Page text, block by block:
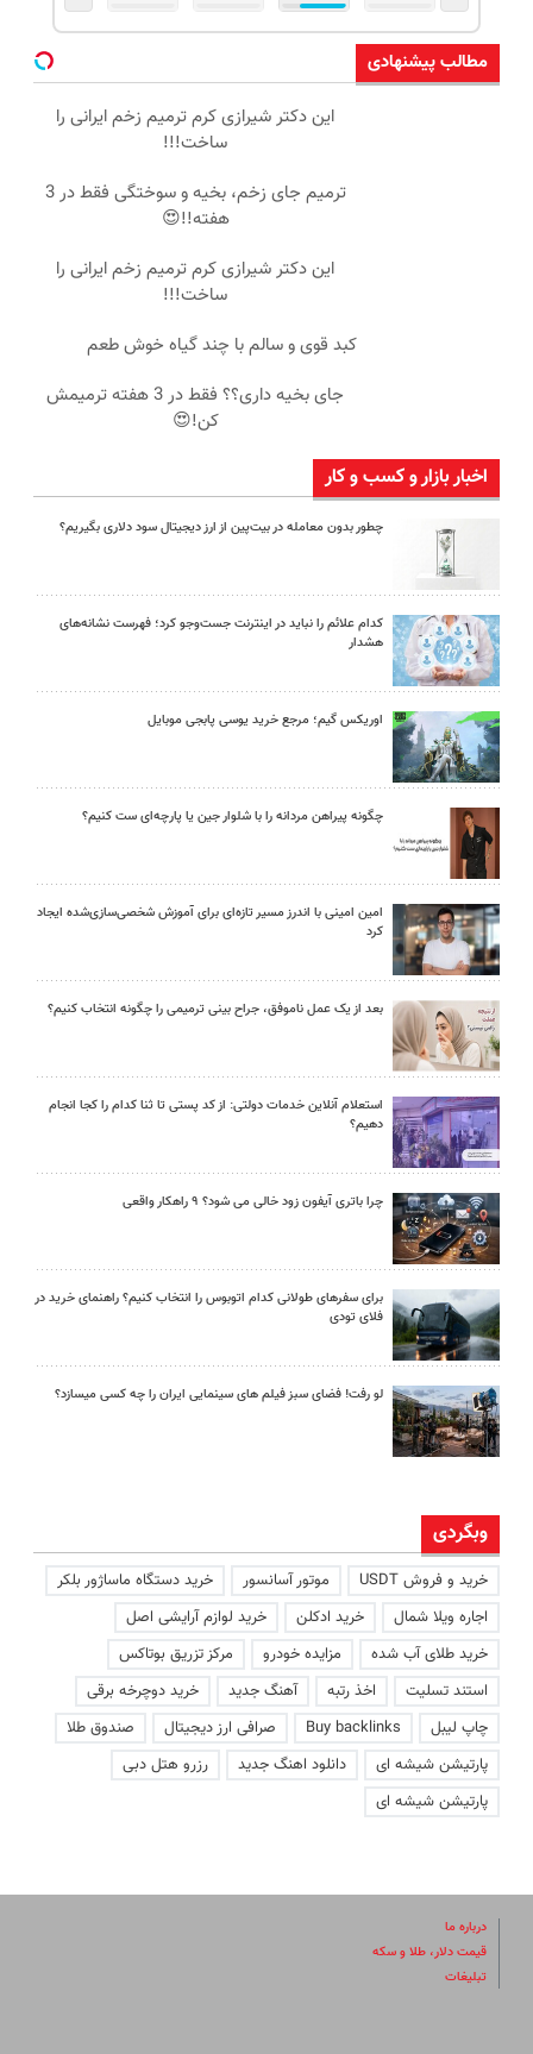
مطالب پیشنهادی
این دکتر شیرازی کرم ترمیم زخم ایرانی را
ساخت!!!
ترمیم جای زخم، بخیه و سوختگی فقط در 3
هفته!!😍
این دکتر شیرازی کرم ترمیم زخم ایرانی را
ساخت!!!
کبد قوی و سالم با چند گیاه خوش طعم
جای بخیه داری؟؟ فقط در 3 هفته ترمیمش
کن!😍
اخبار بازار و کسب و کار
چطور بدون معامله در بیت‌پین از ارز دیجیتال سود دلاری بگیریم؟
کدام علائم را نباید در اینترنت جست‌وجو کرد؛ فهرست نشانه‌های
هشدار
اوریکس گیم؛ مرجع خرید یوسی پابجی موبایل
چگونه پیراهن مردانه را با شلوار جین یا پارچه‌ای ست کنیم؟
امین امینی با اندرز مسیر تازه‌ای برای آموزش شخصی‌سازی‌شده ایجاد
کرد
بعد از یک عمل ناموفق، جراح بینی ترمیمی را چگونه انتخاب کنیم؟
استعلام آنلاین خدمات دولتی: از کد پستی تا ثنا کدام را کجا انجام
دهیم؟
چرا باتری آیفون زود خالی می شود؟ ۹ راهکار واقعی
برای سفرهای طولانی کدام اتوبوس را انتخاب کنیم؟ راهنمای خرید در
فلای تودی
لو رفت! فضای سبز فیلم های سینمایی ایران را چه کسی میسازد؟
وبگردی
خرید و فروش USDT موتور آسانسور
خرید دستگاه ماساژور بلکر
اجاره ویلا شمال
خرید ادکلن
خرید لوازم آرایشی اصل
خرید طلای آب شده
مزایده خودرو
مرکز تزریق بوتاکس
استند تسلیت
اخذ رتبه آهنگ جدید
خرید دوچرخه برقی
چاپ لیبل
Buy backlinks صرافی ارز دیجیتال
صندوق طلا
پارتیشن شیشه ای
دانلود اهنگ جدید
رزرو هتل دبی
پارتیشن شیشه ای
درباره ما
قیمت دلار، طلا و سکه
تبلیغات